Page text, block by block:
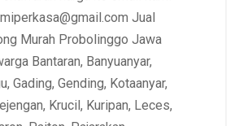
Jual
Murah Probolinggo Jawa
Bantaran, Banyuanyar,
Gading, Gending, Kotaanyar,
Krucil, Kuripan, Leces,